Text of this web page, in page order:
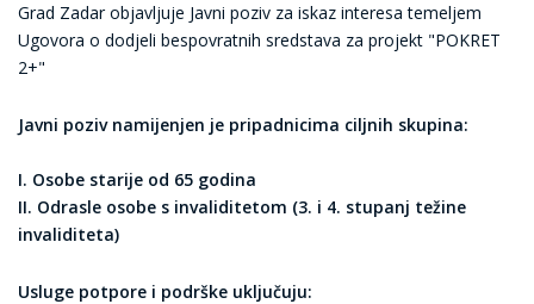
Grad Zadar objavljuje Javni poziv za iskaz interesa temeljem
Ugovora o dodjeli bespovratnih sredstava za projekt "POKRET
2+"
Javni poziv namijenjen je pripadnicima ciljnih skupina:
I. Osobe starije od 65 godina
II. Odrasle osobe s invaliditetom (3. i 4. stupanj težine
invaliditeta)
Usluge potpore i podrške uključuju: